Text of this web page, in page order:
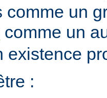
comme un
comme un
existence
: